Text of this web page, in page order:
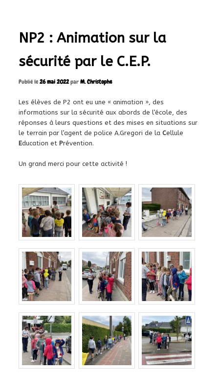
NP2 : Animation sur la
sécurité par le C.E.P.
Publié le26 mai 2022parM. Christophe
Les élèves de P2 ont eu une « animation », des
informations sur la sécurité aux abords de l’école, des
réponses à leurs questions et des mises en situations sur
le terrain par l’agent de police A.Gregori de laCellule
Education etPrévention.
Un grand merci pour cette activité !